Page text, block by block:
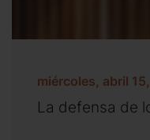
miércoles, abril
La defensa de